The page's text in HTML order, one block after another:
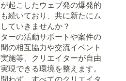
起こしたウェブ発の爆発的
続いており、共に新たにム
ていきませんか？
ーの活動サポートや案件の
の相互協力や交流イベント
施等、クリエイターが自由
現できる環境を整えます。